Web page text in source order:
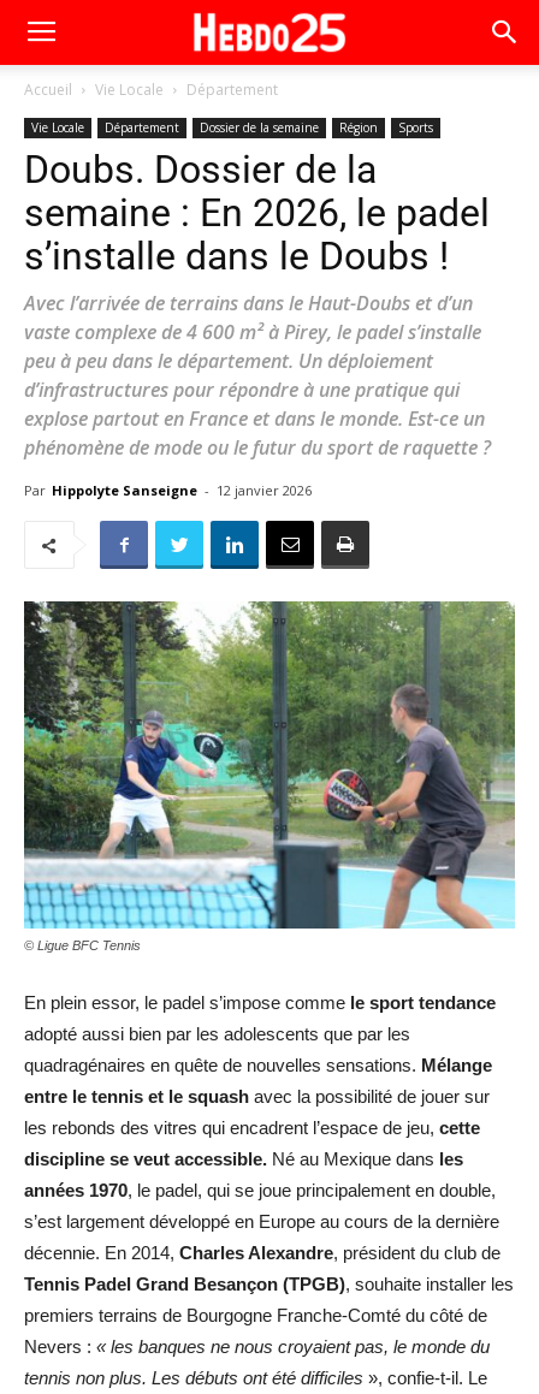
Accueil Vie Locale Département
Vie Locale Département Dossier de la semaine Région Sports
Doubs. Dossier de la
semaine : En 2026, le padel
s’installe dans le Doubs !
Avec l’arrivée de terrains dans le Haut-Doubs et d’un
vaste complexe de 4 600 m² à Pirey, le padel s’installe
peu à peu dans le département. Un déploiement
d’infrastructures pour répondre à une pratique qui
explose partout en France et dans le monde. Est-ce un
phénomène de mode ou le futur du sport de raquette ?
Par Hippolyte Sanseigne - 12 janvier 2026
© Ligue BFC Tennis
En plein essor, le padel s’impose comme le sport tendance
adopté aussi bien par les adolescents que par les
quadragénaires en quête de nouvelles sensations. Mélange
entre le tennis et le squash avec la possibilité de jouer sur
les rebonds des vitres qui encadrent l’espace de jeu, cette
discipline se veut accessible. Né au Mexique dans les
années 1970, le padel, qui se joue principalement en double,
s’est largement développé en Europe au cours de la dernière
décennie. En 2014, Charles Alexandre, président du club de
Tennis Padel Grand Besançon (TPGB), souhaite installer les
premiers terrains de Bourgogne Franche-Comté du côté de
Nevers : « les banques ne nous croyaient pas, le monde du
tennis non plus. Les débuts ont été difficiles », confie-t-il. Le